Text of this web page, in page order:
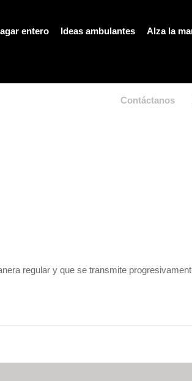
entero Ideas ambulantes Alza la
Contáctanos
regular y que se transmite